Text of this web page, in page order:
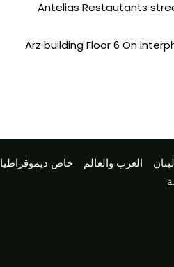
Antelias Restautants
Arz building Floor 6 On
لبنان العرب والعالم خاص ديموقراطيا